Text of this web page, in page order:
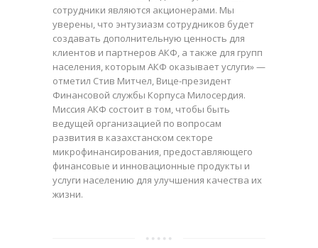
сотрудники являются акционерами. Мы
уверены, что энтузиазм сотрудников будет
создавать дополнительную ценность для
клиентов и партнеров АКФ, а также для групп
населения, которым АКФ оказывает услуги» —
отметил Стив Митчел, Вице-президент
Финансовой службы Корпуса Милосердия.
Миссия АКФ состоит в том, чтобы быть
ведущей организацией по вопросам
развития в казахстанском секторе
микрофинансирования, предоставляющего
финансовые и инновационные продукты и
услуги населению для улучшения качества их
жизни.